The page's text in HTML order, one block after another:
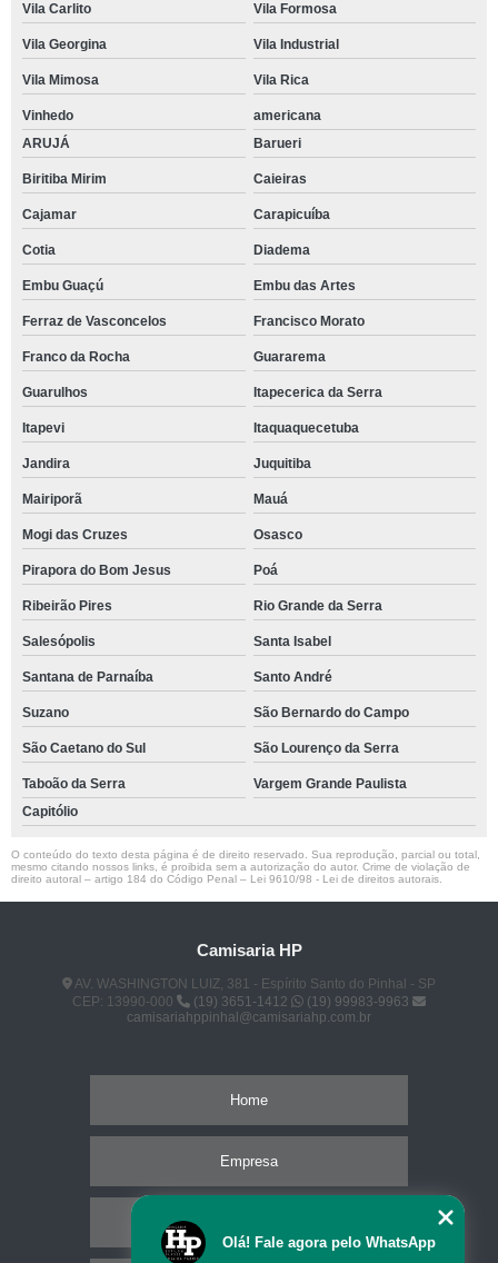
Vila Carlito Vila Formosa
Vila Georgina Vila Industrial
Vila Mimosa Vila Rica
Vinhedo
americana
ARUJÁ
Barueri
Biritiba Mirim Caieiras
Cajamar Carapicuíba
Cotia Diadema
Embu Guaçú Embu das Artes
Ferraz de Vasconcelos Francisco Morato
Franco da Rocha Guararema
Guarulhos Itapecerica da Serra
Itapevi Itaquaquecetuba
Jandira Juquitiba
Mairiporã Mauá
Mogi das Cruzes Osasco
Pirapora do Bom Jesus Poá
Ribeirão Pires Rio Grande da Serra
Salesópolis Santa Isabel
Santana de Parnaíba Santo André
Suzano São Bernardo do Campo
São Caetano do Sul São Lourenço da Serra
Taboão da Serra
Vargem Grande Paulista
Capitólio
O conteúdo do texto desta página é de direito reservado. Sua reprodução, parcial ou total,
mesmo citando nossos links, é proibida sem a autorização do autor. Crime de violação de
direito autoral – artigo 184 do Código Penal – Lei 9610/98 - Lei de direitos autorais
Camisaria HP
AV. WASHINGTON LUIZ, 381 - Espírito Santo do Pinhal - SP
CEP: 13990-000
(19) 3651-1412
(19) 99983-9963
camisariahppinhal@camisariahp.com.br
Home
Empresa
Olá! Fale agora pelo WhatsApp